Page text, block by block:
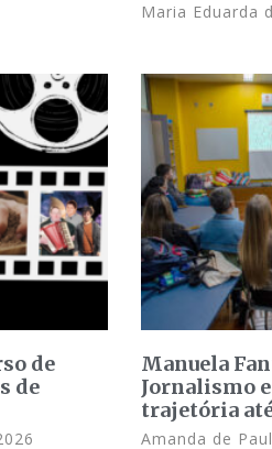
Maria Eduarda
de
de
Manuela
Jornalismo
trajetória
Amanda de